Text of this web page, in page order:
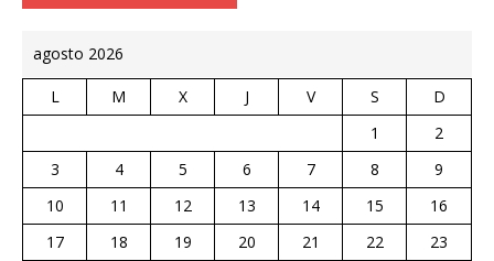
agosto 2026
L M X J V S
D
1
2
3
4 5 6 7 8
9
10
11 12 13 14 15
16
17
18 19 20 21 22 23